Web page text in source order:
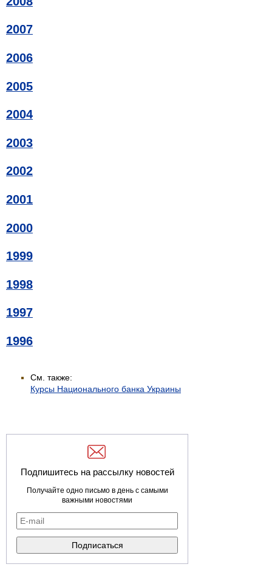
2007
2006
2005
2004
2003
2002
2001
2000
1999
1998
1997
1996
См. также:
Курсы Национального банка Украины
Подпишитесь на рассылку новостей
Получайте одно письмо в день с самыми
важными новостями